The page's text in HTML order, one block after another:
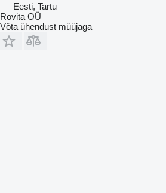
Eesti, Tartu
Rovita OÜ
Võta ühendust müüjaga